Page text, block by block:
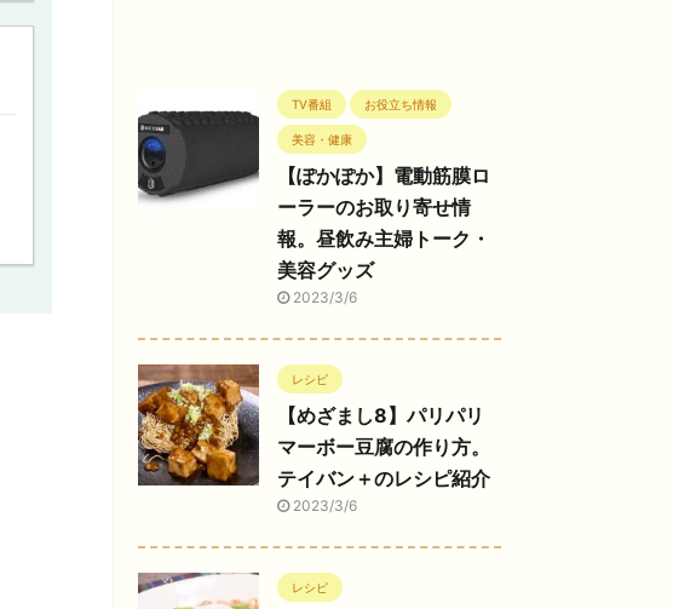
TV番組 お役立ち情報
美容・健康
【ぽかぽか】電動筋膜ロ
ーラーのお取り寄せ情
報。昼飲み主婦トーク・
美容グッズ
2023/3/6
レシピ
【めざまし8】パリパリ
マーボー豆腐の作り方。
テイバン＋のレシピ紹介
2023/3/6
レシピ